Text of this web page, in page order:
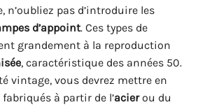
n’oubliez pas d’introduire les
d’appoint. Ces types de
grandement à la reproduction
, caractéristique des années 50.
vintage, vous devrez mettre en
à partir de l’acierou du